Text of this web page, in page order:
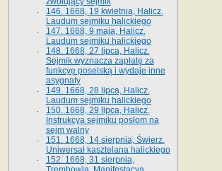
146. 1668, 19 kwietnia, Halicz.
Laudum sejmiku halickiego
147. 1668, 9 maja, Halicz.
Laudum sejmiku halickiego
148. 1668, 27 lipca, Halicz.
Sejmik wyznacza zapłatę za
funkcyę poselską i wydaje inne
asygnaty
149. 1668, 28 lipca, Halicz.
Laudum sejmiku halickiego
150. 1668, 29 lipca, Halicz.
Instrukcya sejmiku posłom na
sejm walny
151. 1668, 14 sierpnia, Świerz.
Uniwersał kasztelana halickiego
152. 1668, 31 sierpnia,